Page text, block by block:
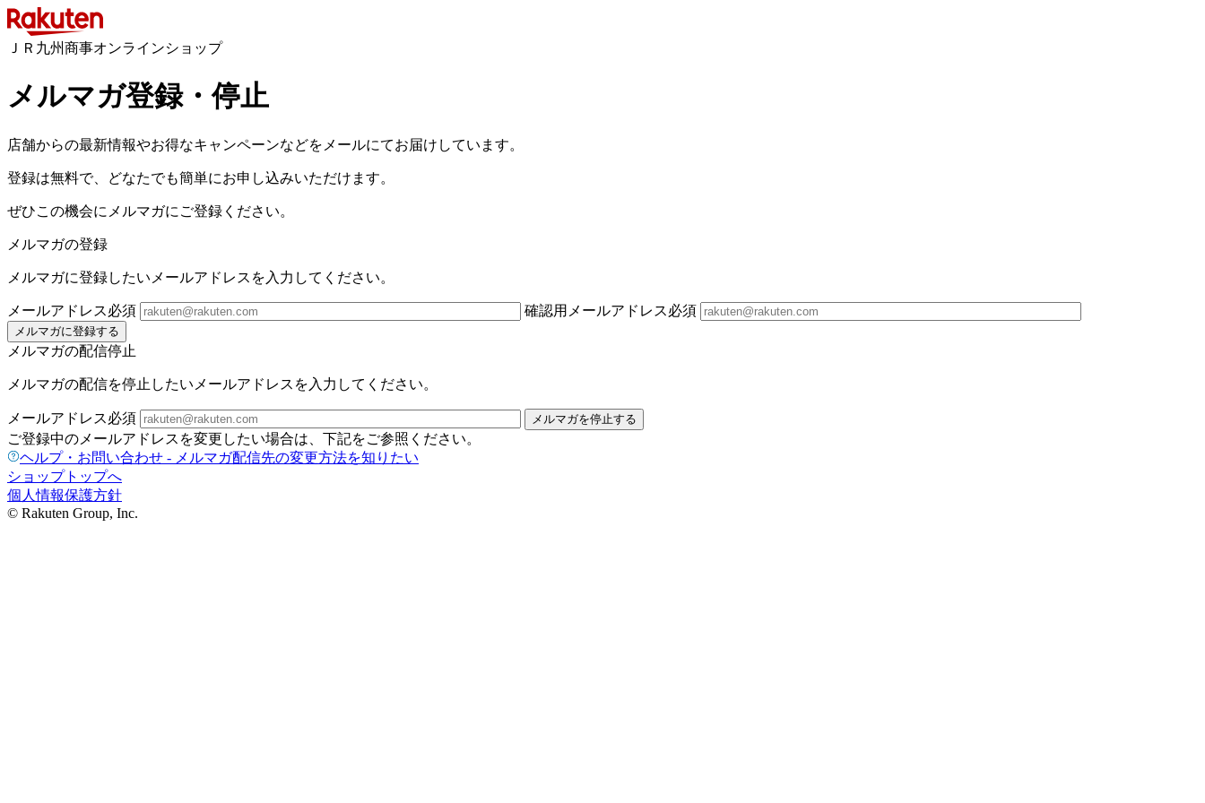
ＪＲ九州商事オンラインショップ
メルマガ登録・停止
店舗からの最新情報やお得なキャンペーンなどをメールにてお届けしています。
登録は無料で、どなたでも簡単にお申し込みいただけます。
ぜひこの機会にメルマガにご登録ください。
メルマガの登録
メルマガに登録したいメールアドレスを入力してください。
メールアドレス必須 確認用メールアドレス必須
メルマガに登録する
メルマガの配信停止
メルマガの配信を停止したいメールアドレスを入力してください。
メールアドレス必須 メルマガを停止する
ご登録中のメールアドレスを変更したい場合は、下記をご参照ください。
ヘルプ・お問い合わせ - メルマガ配信先の変更方法を知りたい
ショップトップへ
個人情報保護方針
© Rakuten Group, Inc.